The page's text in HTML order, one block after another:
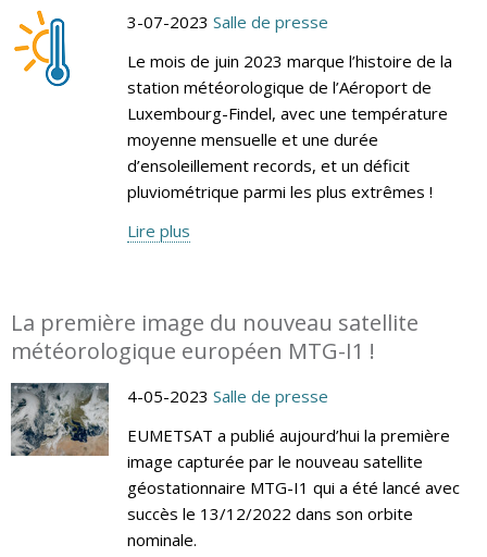
3-07-2023 Salle de presse
Le mois de juin 2023 marque l’histoire de la
station météorologique de l’Aéroport de
Luxembourg-Findel, avec une température
moyenne mensuelle et une durée
d’ensoleillement records, et un déficit
pluviométrique parmi les plus extrêmes !
Lire plus
La première image du nouveau satellite
météorologique européen MTG-I1 !
4-05-2023 Salle de presse
EUMETSAT a publié aujourd’hui la première
image capturée par le nouveau satellite
géostationnaire MTG-I1 qui a été lancé avec
succès le 13/12/2022 dans son orbite
nominale.